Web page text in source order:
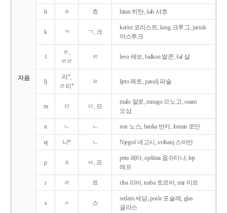
자음
h ㅎ 흐 hitan 히탄, šah 샤흐
k ㅋ ㄱ, 크
korist 코리스트, krug 크루그, jastuk
야스투크
l
ㄹ,
ㄹㄹ
ㄹ levo 레보, balkon 발콘, šal 샬
lj
리*,
ㄹ리*
ㄹ ljeto 레토, pasulj 파술
m ㅁ ㅁ, 므
malo 말로, mnogo 므노고, osam
오삼
n ㄴ ㄴ nos 노스, banka 반카, loman 로만
nj 니* ㄴ Njegoš 녜고시, svibanj 스비반
p ㅍ ㅂ, 프
peta 페타, opština 옵슈티나, lep
레프
r ㄹ 르 riba 리바, torba 토르바, mir 미르
s ㅅ 스
sedam 세담, posle 포슬레, glas
글라스